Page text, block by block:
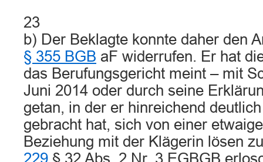
23
b) Der Beklagte konnte daher den
§ 355 BGB aF widerrufen. Er hat
das Berufungsgericht meint – mit
Juni 2014 oder durch seine
getan, in der er hinreichend
gebracht hat, sich von einer
Beziehung mit der Klägerin lösen
229 § 32 Abs. 2 Nr. 3 EGBGB